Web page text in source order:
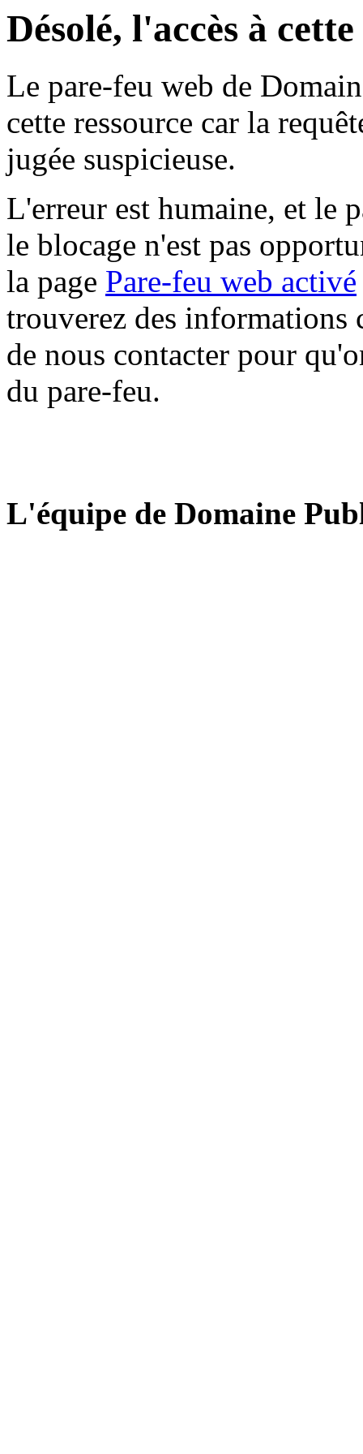
Désolé, l'accès à
Le pare-feu web de
cette ressource car la
jugée suspicieuse.
L'erreur est humaine, et le
le blocage n'est pas
la page Pare-feu web activé
trouverez des informations
de nous contacter pour
du pare-feu.
L'équipe de Domaine